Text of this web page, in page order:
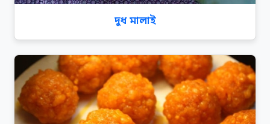
দুধ মালাই